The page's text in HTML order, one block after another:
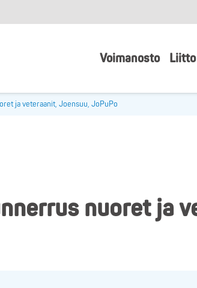
Voimanosto Liitto
ja veteraanit, Joensuu, JoPuPo
nuoret ja